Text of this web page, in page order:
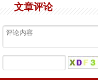
文章评论